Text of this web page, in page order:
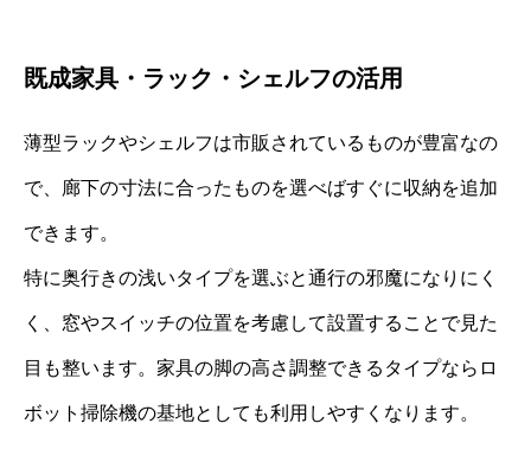
既成家具・ラック・シェルフの活用
薄型ラックやシェルフは市販されているものが豊富なの
で、廊下の寸法に合ったものを選べばすぐに収納を追加
できます。
特に奥行きの浅いタイプを選ぶと通行の邪魔になりにく
く、窓やスイッチの位置を考慮して設置することで見た
目も整います。家具の脚の高さ調整できるタイプならロ
ボット掃除機の基地としても利用しやすくなります。